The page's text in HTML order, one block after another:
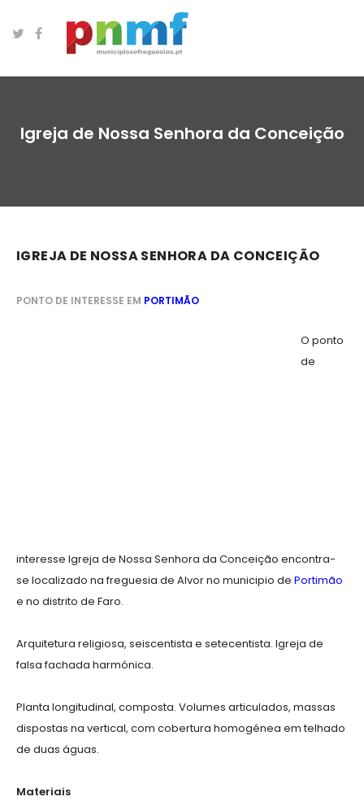
Igreja de Nossa Senhora da Conceição
IGREJA DE NOSSA SENHORA DA CONCEIÇÃO
PONTO DE INTERESSE EM PORTIMÃO
O ponto
de
interesse Igreja de Nossa Senhora da Conceição encontra-
se localizado na freguesia de Alvor no municipio de Portimão
e no distrito de Faro.
Arquitetura religiosa, seiscentista e setecentista. Igreja de
falsa fachada harmónica.
Planta longitudinal, composta. Volumes articulados, massas
dispostas na vertical, com cobertura homogénea em telhado
de duas águas.
Materiais